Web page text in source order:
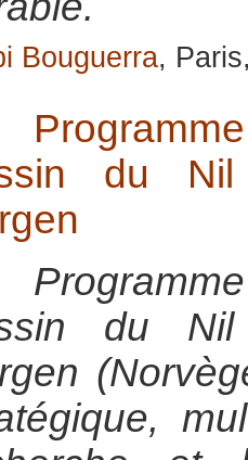
Bouguerra,
du Nil
du Nil